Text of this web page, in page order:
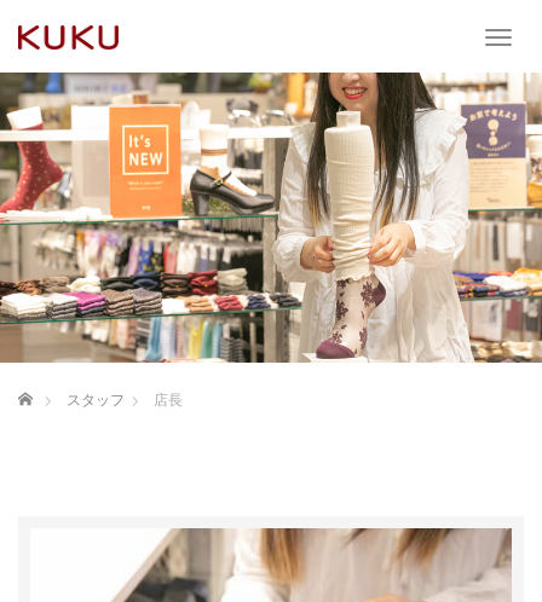
T
g
g
l
e
n
a
i
g
a
i
ホーム スタッフ 店長